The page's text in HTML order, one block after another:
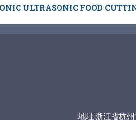
ULTRASONIC FOOD
地址:浙江省杭